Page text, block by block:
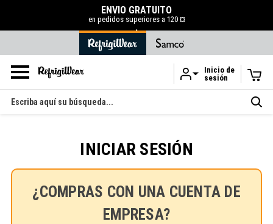
Ir al contenido principal
ENVÍO GRATUITO
en pedidos superiores a 120 ¤
.
Inicio de
sesión
Buscar
en
INICIAR SESIÓN
¿COMPRAS CON UNA CUENTA DE
EMPRESA?